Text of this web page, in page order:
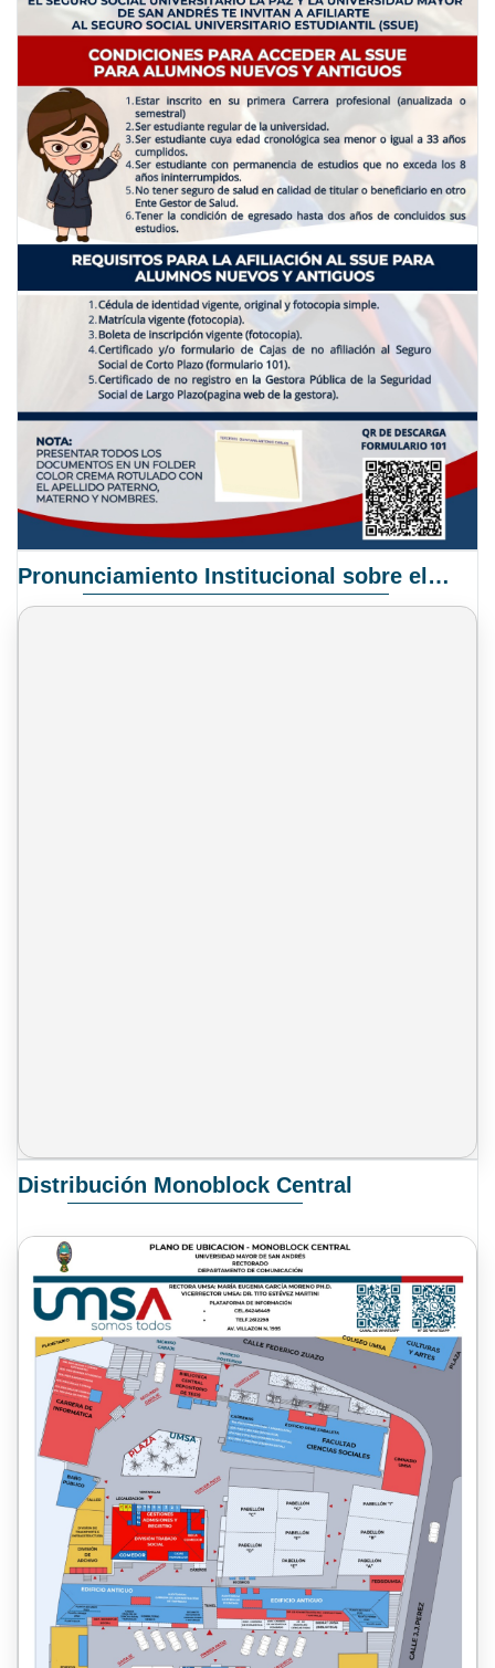
Pronunciamiento Institucional sobre el Proyecto de Ley N° 068/2025-2026 C.S.
Distribución Monoblock Central